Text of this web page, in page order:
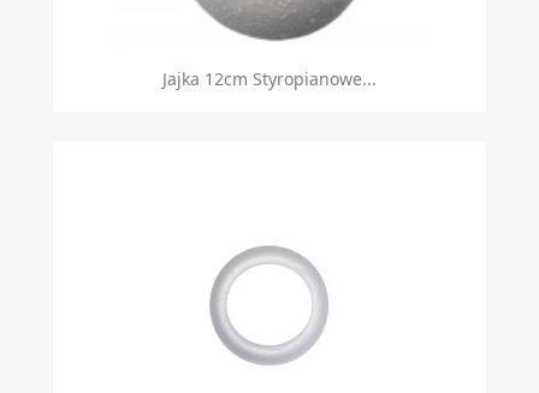
Jajka 12cm Styropianowe...